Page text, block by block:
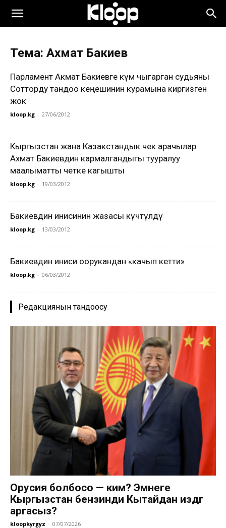
Тема: Ахмат Бакиев
Парламент Акмат Бакиевге өкүм чыгарган судьяны
Сотторду тандоо кеңешинин курамына киргизген
жок
kloop.kg - 27/06/2012
Кыргызстан жана Казакстандык чек арачылар
Ахмат Бакиевдин кармалгандыгы тууралуу
маалыматты четке кагышты
kloop.kg - 19/03/2012
Бакиевдин инисинин жазасы күчөтүлдү
kloop.kg - 13/03/2012
Бакиевдин иниси оорукандан «качып кетти»
kloop.kg - 06/03/2012
Редакциянын тандоосу
Орусия болбосо — ким? Эмнеге
Кыргызстан бензинди Кытайдан издөөгө
аргасыз?
kloopkyrgyz - 07/07/2026